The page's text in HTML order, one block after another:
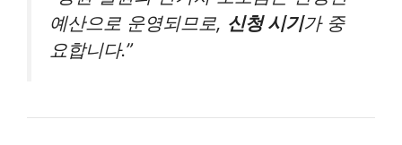
예산으로 운영되므로, 신청 시기가 중
요합니다.”